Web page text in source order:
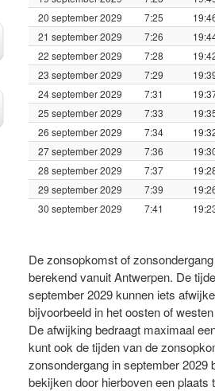
20 september 2029
7:25
21 september 2029
7:26
22 september 2029
7:28
23 september 2029
7:29
24 september 2029
7:31
25 september 2029
7:33
26 september 2029
7:34
27 september 2029
7:36
28 september 2029
7:37
29 september 2029
7:39
30 september 2029
7:41
De zonsopkomst of
berekend vanuit Antwerpen. De
september 2029 kunnen iets
bijvoorbeeld in het oosten of
De afwijking bedraagt maximaal
kunt ook de tijden van de
zonsondergang in september 2029
bekijken door hierboven een plaats